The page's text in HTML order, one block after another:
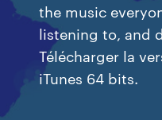
the music
listening to, and
Télécharger la
iTunes 64 bits.